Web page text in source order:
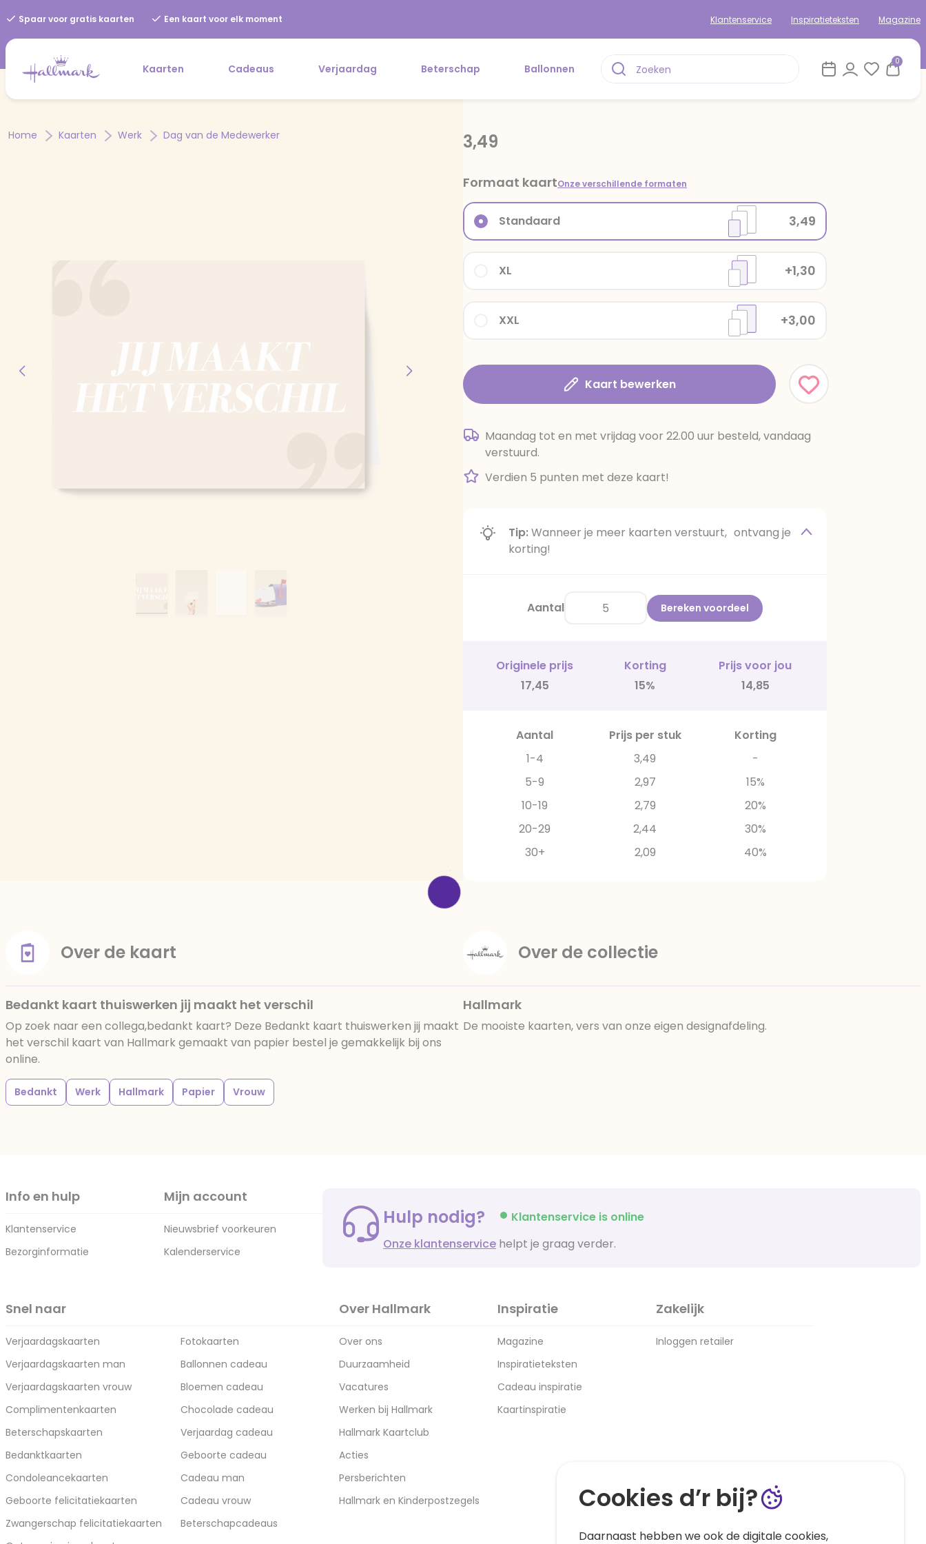
Spaar voor gratis kaarten Een kaart voor elk moment Klantenservice Inspiratieteksten Magazine
Kaarten Cadeaus Verjaardag Beterschap Ballonnen
0
Home Kaarten Werk Dag van de Medewerker 3,49
Formaat kaartOnze verschillende formaten
XXL +3,00
XL +1,30
Standaard 3,49
Kaart bewerken
Maandag tot en met vrijdag voor 22.00 uur besteld, vandaag
verstuurd.
Verdien 5 punten met deze kaart!
Tip:Wanneer je meer kaarten verstuurt, ontvang je
korting!
Aantal Bereken voordeel
Originele prijs Korting
Prijs voor jou
17,45
15% 14,85
Aantal Prijs per stuk
Korting
1-4
3,49
-
5-9
2,97
15%
10-19
2,79
20%
20-29
2,44
30%
30+
2,09 40%
Over de kaart
Bedankt kaart thuiswerken jij maakt het verschil
Op zoek naar een collega,bedankt kaart? Deze Bedankt kaart thuiswerken jij maakt
het verschil kaart van Hallmark gemaakt van papier bestel je gemakkelijk bij ons
online.
Bedankt Werk Hallmark Papier Vrouw
Over de collectie
Hallmark
De mooiste kaarten, vers van onze eigen designafdeling.
Info en hulp
Klantenservice
Bezorginformatie
Mijn account
Nieuwsbrief voorkeuren
Kalenderservice
Hulp nodig?
Klantenservice is online
Onze klantenservice helpt je graag verder.
Snel naar
Verjaardagskaarten
Verjaardagskaarten man
Verjaardagskaarten vrouw
Complimentenkaarten
Beterschapskaarten
Bedanktkaarten
Condoleancekaarten
Geboorte felicitatiekaarten
Zwangerschap felicitatiekaarten
Fotokaarten
Ballonnen cadeau
Bloemen cadeau
Chocolade cadeau
Verjaardag cadeau
Geboorte cadeau
Cadeau man
Cadeau vrouw
Beterschapcadeaus
Over Hallmark
Over ons
Duurzaamheid
Vacatures
Werken bij Hallmark
Hallmark Kaartclub
Acties
Persberichten
Hallmark en Kinderpostzegels
Inspiratie
Magazine
Inspiratieteksten
Cadeau inspiratie
Kaartinspiratie
Zakelijk
Inloggen retailer
Cookies d’r bij?
Daarnaast hebben we ook de digitale cookies,